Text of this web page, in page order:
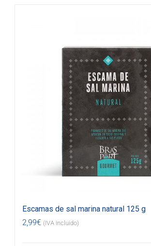
Escamas de sal marina natural 125 g
2,99€ (IVA incluido)